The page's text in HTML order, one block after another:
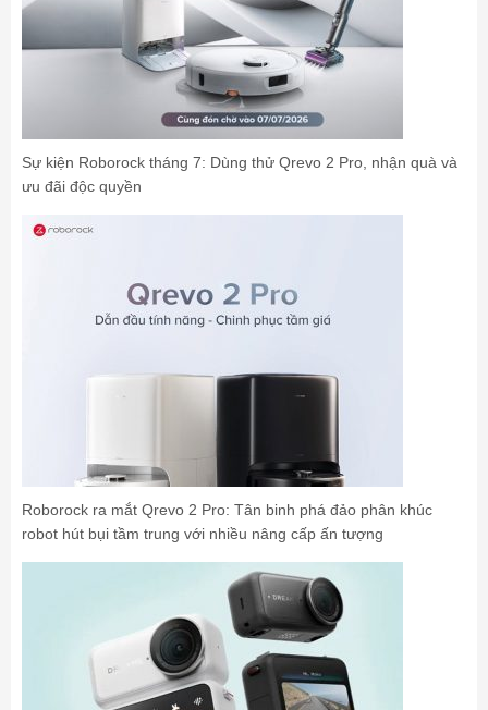
Sự kiện Roborock tháng 7: Dùng thử Qrevo 2 Pro, nhận quà và
ưu đãi độc quyền
Roborock ra mắt Qrevo 2 Pro: Tân binh phá đảo phân khúc
robot hút bụi tầm trung với nhiều nâng cấp ấn tượng